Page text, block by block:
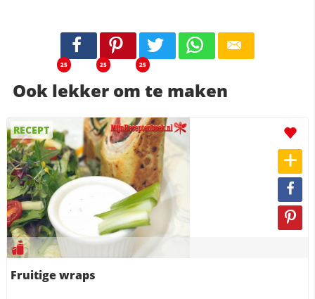
25 25 25
Ook lekker om te maken
RECEPT
Fruitige wraps